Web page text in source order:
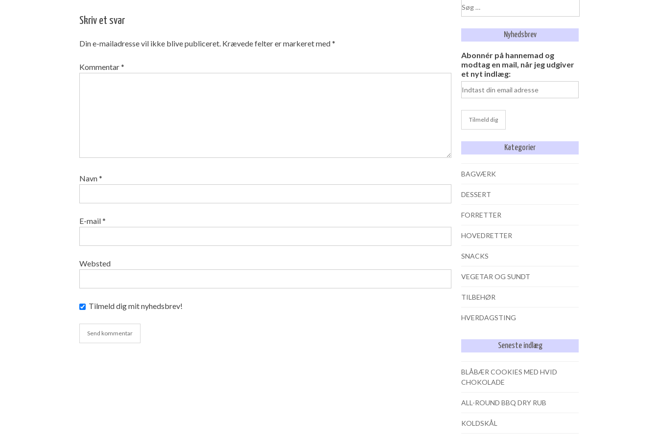
Skriv et svar
Din e-mailadresse vil ikke blive publiceret. Krævede felter er markeret med*
Kommentar*
Navn*
E-mail*
Websted
Tilmeld dig mit nyhedsbrev!
Søg
efter:
Nyhedsbrev
Abonnér på hannemad og
modtag en mail, når jeg udgiver
et nyt indlæg:
Kategorier
BAGVÆRK
DESSERT
FORRETTER
HOVEDRETTER
SNACKS
VEGETAR OG SUNDT
TILBEHØR
HVERDAGSTING
Seneste indlæg
BLÅBÆR COOKIES MED HVID
CHOKOLADE
ALL-ROUND BBQ DRY RUB
KOLDSKÅL